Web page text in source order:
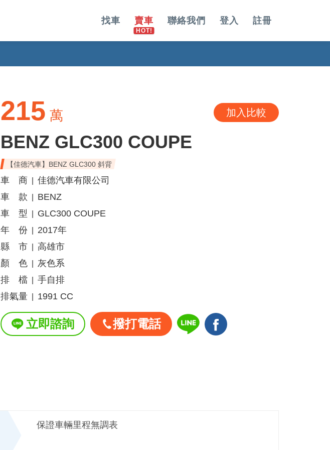
找車 賣車 聯絡我們 登入 註冊
215 萬 加入比較
BENZ GLC300 COUPE
【佳德汽車】BENZ GLC300 斜背
車 商
佳德汽車有限公司
車 款
BENZ
車 型
GLC300 COUPE
年 份
2017年
縣 市
高雄市
顏 色
灰色系
排 檔
手自排
排氣量
1991 CC
立即諮詢 撥打電話
保證車輛里程無調表